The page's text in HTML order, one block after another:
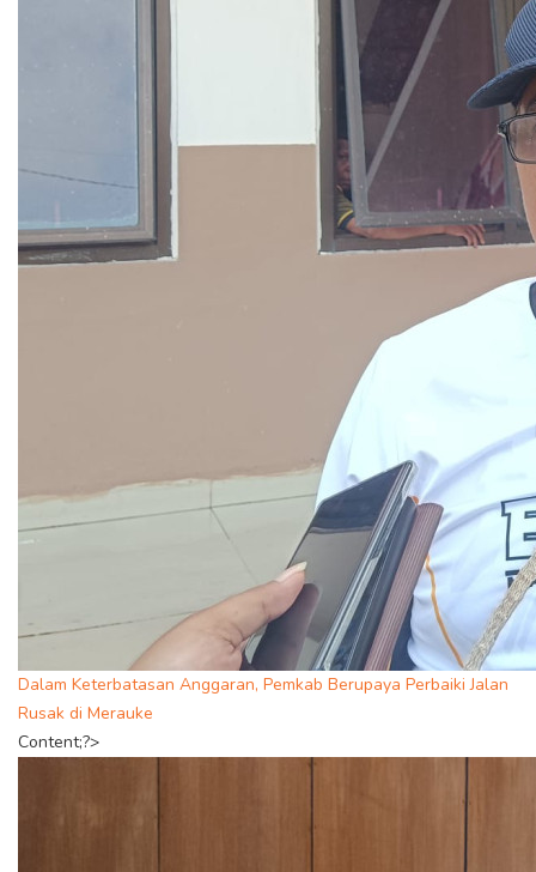
Dalam Keterbatasan Anggaran, Pemkab Berupaya Perbaiki Jalan
Rusak di Merauke
Content;?>